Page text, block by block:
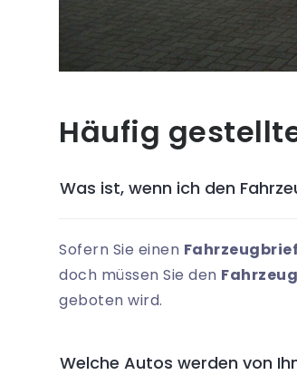
Häufig
Was ist, wenn ich den
Sofern Sie einen Fahrzeugbrief
doch müssen Sie den
geboten wird.
Welche Autos werden von